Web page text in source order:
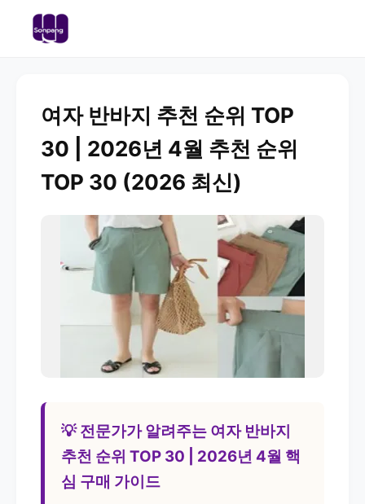
여자 반바지 추천 순위 TOP
30 | 2026년 4월 추천 순위
TOP 30 (2026 최신)
💡 전문가가 알려주는 여자 반바지
추천 순위 TOP 30 | 2026년 4월 핵
심 구매 가이드